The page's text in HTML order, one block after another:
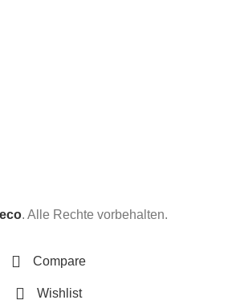
. Alle Rechte vorbehalten.
Compare
Wishlist